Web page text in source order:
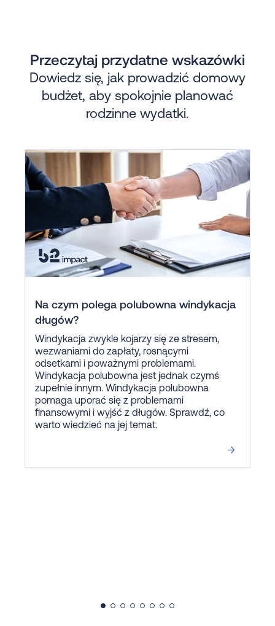
Przeczytaj przydatne wskazówki
Dowiedz się, jak prowadzić domowy
budżet, aby spokojnie planować
rodzinne wydatki.
Na czym polega polubowna windykacja
długów?
Windykacja zwykle kojarzy się ze stresem,
wezwaniami do zapłaty, rosnącymi
odsetkami i poważnymi problemami.
Windykacja polubowna jest jednak czymś
zupełnie innym. Windykacja polubowna
pomaga uporać się z problemami
finansowymi i wyjść z długów. Sprawdź, co
warto wiedzieć na jej temat.